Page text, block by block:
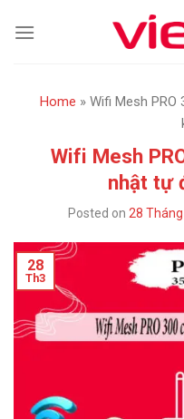
Home » Wifi Mesh
Wifi Mesh
nhật tự
Posted on 28
28
Th3